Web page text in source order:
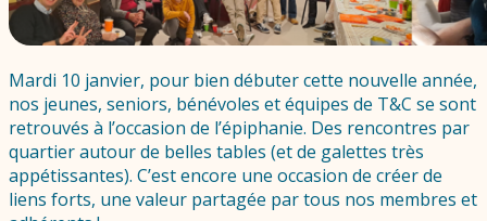
Mardi 10 janvier, pour bien débuter cette nouvelle année,
nos jeunes, seniors, bénévoles et équipes de T&C se sont
retrouvés à l’occasion de l’épiphanie. Des rencontres par
quartier autour de belles tables (et de galettes très
appétissantes). C’est encore une occasion de créer de
liens forts, une valeur partagée par tous nos membres et